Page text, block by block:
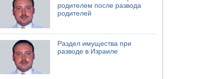
родителем после развода
родителей
Раздел имущества при
разводе в Израиле